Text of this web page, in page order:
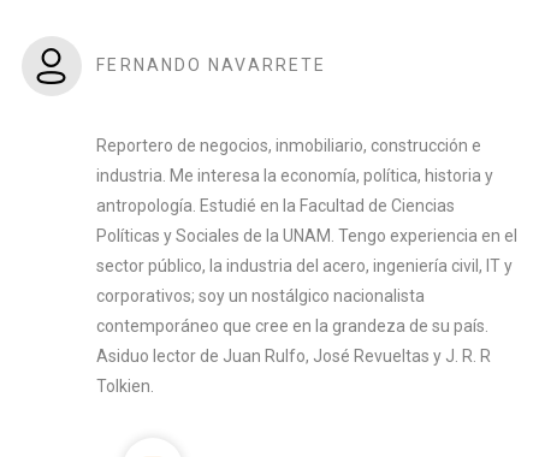
FERNANDO NAVARRETE
Reportero de negocios, inmobiliario, construcción e
industria. Me interesa la economía, política, historia y
antropología. Estudié en la Facultad de Ciencias
Políticas y Sociales de la UNAM. Tengo experiencia en el
sector público, la industria del acero, ingeniería civil, IT y
corporativos; soy un nostálgico nacionalista
contemporáneo que cree en la grandeza de su país.
Asiduo lector de Juan Rulfo, José Revueltas y J. R. R
Tolkien.